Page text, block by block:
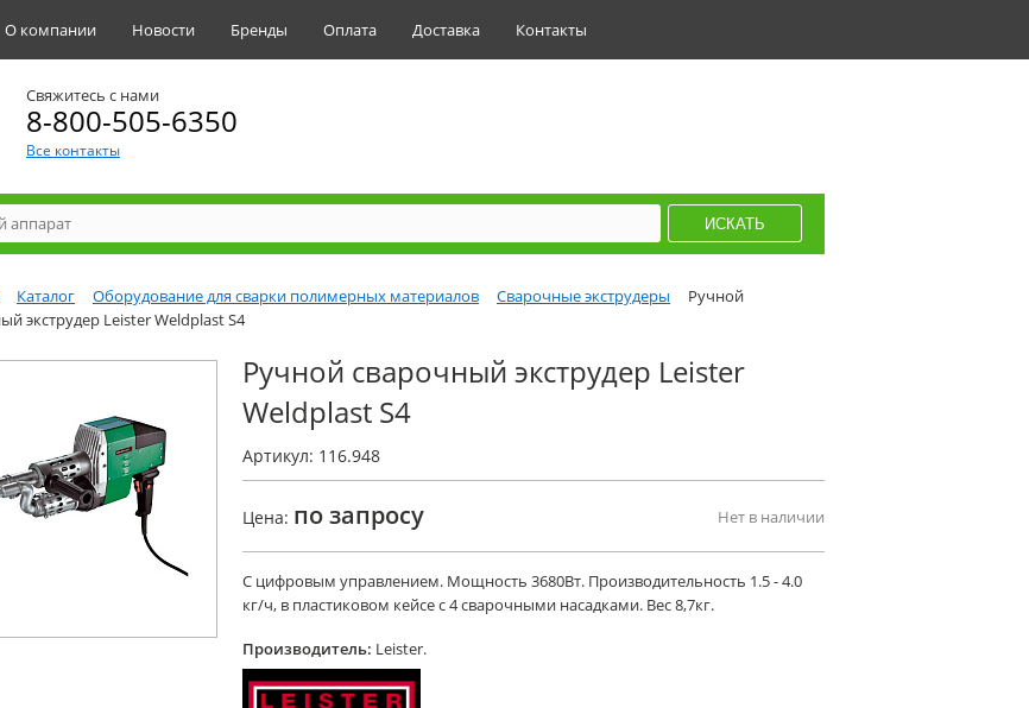
О компании Новости Бренды Оплата Доставка Контакты
Свяжитесь с нами
8-800-505-6350
Все контакты
Каталог Оборудование для сварки полимерных материалов Сварочные экструдеры
Ручной
экструдер Leister Weldplast S4
Ручной сварочный экструдер Leister
Weldplast S4
Артикул: 116.948
Цена: по запросу Нет в наличии
С цифровым управлением. Мощность 3680Вт. Производительность 1.5 - 4.0
кг/ч, в пластиковом кейсе с 4 сварочными насадками. Вес 8,7кг.
Производитель: Leister.